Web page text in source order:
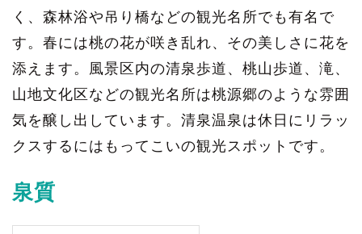
く、森林浴や吊り橋などの観光名所でも有名で
す。春には桃の花が咲き乱れ、その美しさに花を
添えます。風景区内の清泉歩道、桃山歩道、滝、
山地文化区などの観光名所は桃源郷のような雰囲
気を醸し出しています。清泉温泉は休日にリラッ
クスするにはもってこいの観光スポットです。
泉質